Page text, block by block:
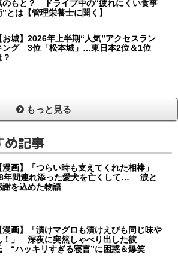
のもと？ ドライブ中の“疲れにくい食事
”とは【管理栄養士に聞く】
お城】2026年上半期“人気”アクセスラン
ング 3位「松本城」…東日本2位＆1位
？
もっと見る
め記事
漫画】「つらい時も支えてくれた相棒」
年間連れ添った愛犬を亡くして… 涙と
謝を込めた物語
漫画】「漬けマグロも漬けえびも同じ味や
！」 深夜に突然しゃべり出した彼
“ハッキリすぎる寝言”に困惑＆爆笑